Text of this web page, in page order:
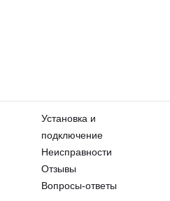
Установка и
подключение
Неисправности
Отзывы
Вопросы-ответы